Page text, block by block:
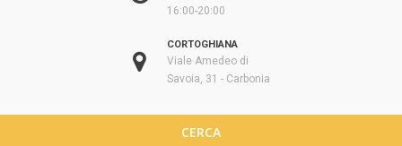
16:00-20:00
CORTOGHIANA
Viale Amedeo di
Savoia, 31 - Carbonia
CERCA